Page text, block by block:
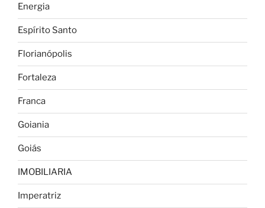
Energia
Espírito Santo
Florianópolis
Fortaleza
Franca
Goiania
Goiás
IMOBILIARIA
Imperatriz